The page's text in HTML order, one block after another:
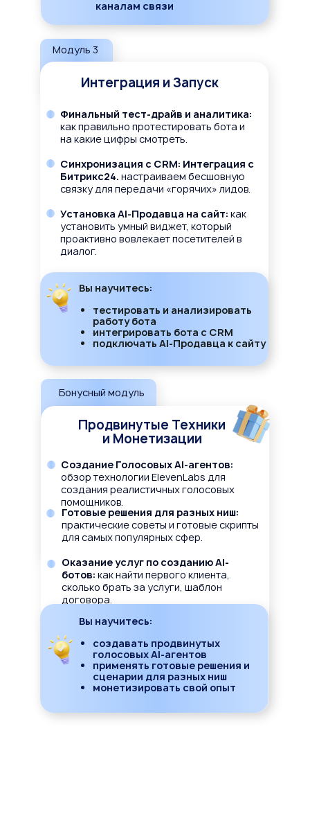
Интеграция и Запуск
Модуль 3
Финальный тест-драйв и аналитика:
как правильно протестировать бота и
на какие цифры смотреть.
Синхронизация с CRM: Интеграция с
Битрикс24. настраиваем бесшовную
связку для передачи «горячих» лидов.
Установка AI-Продавца на сайт: как
установить умный виджет, который
проактивно вовлекает посетителей в
диалог.
Вы научитесь:
тестировать и анализировать
работу бота
интегрировать бота с CRM
подключать AI-Продавца к сайту
каналам связи
Продвинутые Техники
и Монетизации
Бонусный модуль
Создание Голосовых AI-агентов:
обзор технологии ElevenLabs для
создания реалистичных голосовых
помощников.
Готовые решения для разных ниш:
практические советы и готовые скрипты
для самых популярных сфер.
Оказание услуг по созданию AI-
ботов: как найти первого клиента,
сколько брать за услуги, шаблон
договора.
Вы научитесь:
создавать продвинутых
голосовых AI-агентов
применять готовые решения и
сценарии для разных ниш
монетизировать свой опыт